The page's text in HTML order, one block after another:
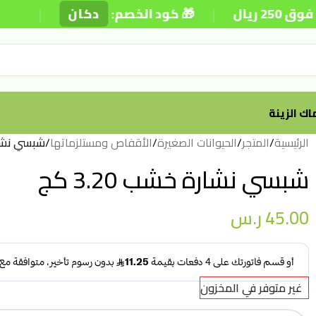
| 🎁 كود الخصم: دكان |
الزينة
الرئيسية/المتجر/الحيوانات الصغيرة/الأقفاص ومستلزماتها/شبسي
شبسي نشارة خشب 3.20 كج
45.00ر.س
غير متوفر في المخزون